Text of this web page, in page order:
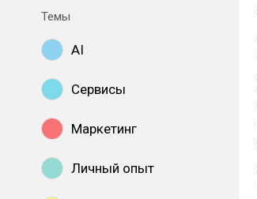
Темы
AI
Сервисы
Маркетинг
Личный опыт